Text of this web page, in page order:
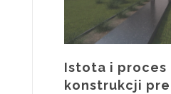
Istota i proces
konstrukcji